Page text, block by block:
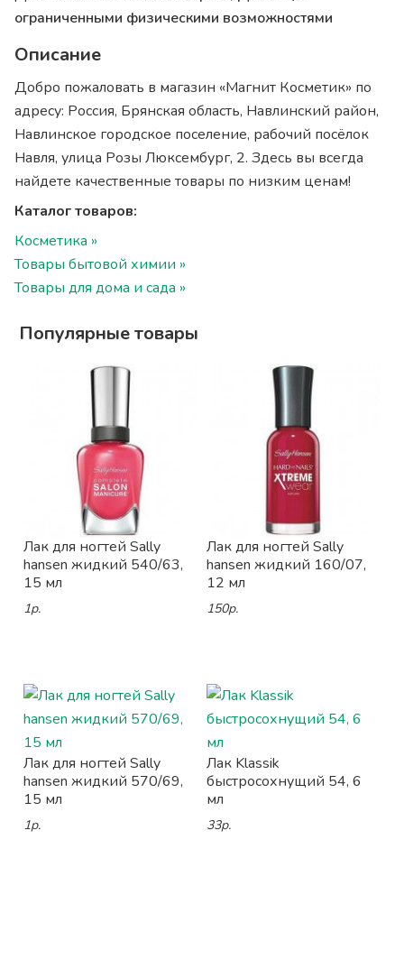
ограниченными физическими возможностями
Описание
Добро пожаловать в магазин «Магнит Косметик» по
адресу: Россия, Брянская область, Навлинский район,
Навлинское городское поселение, рабочий посёлок
Навля, улица Розы Люксембург, 2. Здесь вы всегда
найдете качественные товары по низким ценам!
Каталог товаров:
Косметика »
Товары бытовой химии »
Товары для дома и сада »
Популярные товары
Лак для ногтей Sally
hansen жидкий 540/63,
15 мл
1р.
Лак для ногтей Sally
hansen жидкий 160/07,
12 мл
150р.
Лак для ногтей Sally
hansen жидкий 570/69,
15 мл
1р.
Лак Klassik
быстросохнущий 54, 6
мл
33р.